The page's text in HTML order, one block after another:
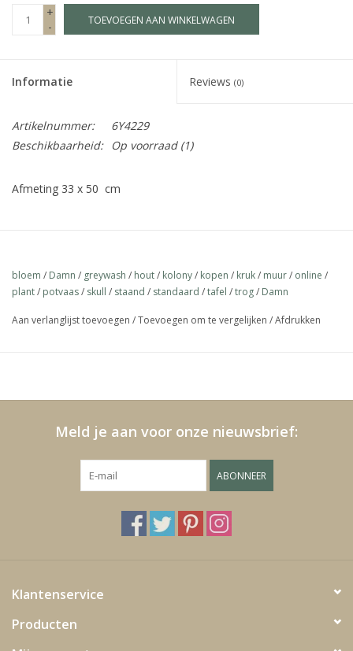
Kisten
Anklebelts
Bootbelts
MAGAZIJNOPRUIMING
+
-
TOEVOEGEN AAN WINKELWAGEN
Informatie Reviews (0)
Artikelnummer:
6Y4229
Beschikbaarheid:
Op voorraad(1)
Afmeting 33 x 50 cm
bloem / Damn / greywash / hout/ kolony/ kopen / kruk/ muur/ online /
plant/ potvaas/ skull / staand / standaard /tafel /trog/ Damn
Aan verlanglijst toevoegen /Toevoegen om te vergelijken /Afdrukken
Meld je aan voor onze nieuwsbrief:
ABONNEER
Klantenservice
Producten